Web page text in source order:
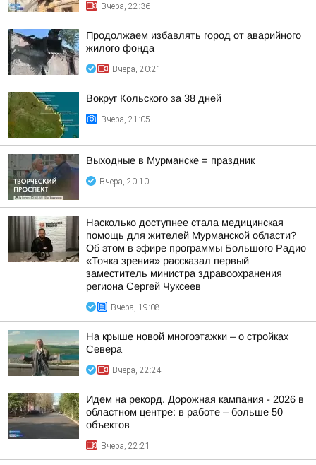
Вчера, 22:36
Продолжаем избавлять город от аварийного
жилого фонда
Вчера, 20:21
Вокруг Кольского за 38 дней
Вчера, 21:05
Выходные в Мурманске = праздник
Вчера, 20:10
Насколько доступнее стала медицинская
помощь для жителей Мурманской области?
Об этом в эфире программы Большого Радио
«Точка зрения» рассказал первый
заместитель министра здравоохранения
региона Сергей Чуксеев
Вчера, 19:08
На крыше новой многоэтажки – о стройках
Севера
Вчера, 22:24
Идем на рекорд. Дорожная кампания - 2026 в
областном центре: в работе – больше 50
объектов
Вчера, 22:21